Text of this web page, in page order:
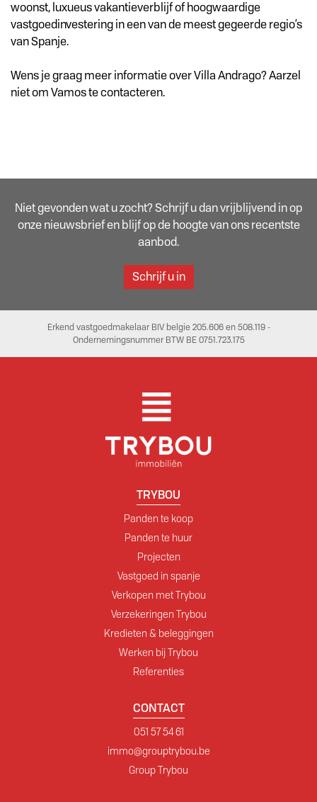
woonst, luxueus vakantieverblijf of hoogwaardige
vastgoedinvestering in een van de meest gegeerde regio’s
van Spanje.
Wens je graag meer informatie over Villa Andrago? Aarzel
niet om Vamos te contacteren.
Niet gevonden wat u zocht? Schrijf u dan vrijblijvend in op
onze nieuwsbrief en blijf op de hoogte van ons recentste
aanbod.
Schrijf u in
Erkend vastgoedmakelaar BIV belgie 205.606 en 508.119 -
Ondernemingsnummer BTW BE 0751.723.175
TRYBOU
Panden te koop
Panden te huur
Projecten
Vastgoed in spanje
Verkopen met Trybou
Verzekeringen Trybou
Kredieten & beleggingen
Werken bij Trybou
Referenties
CONTACT
051 57 54 61
immo@grouptrybou.be
Group Trybou